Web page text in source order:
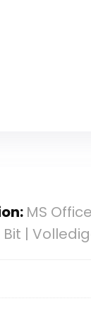
MS
|